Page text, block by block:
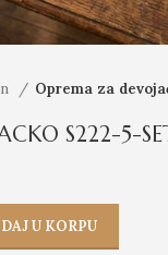
Oprema za
S222-5-
U KORPU